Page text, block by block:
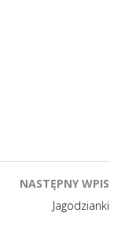
NASTĘPNY WPIS
Jagodzianki